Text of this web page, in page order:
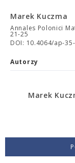
Marek Kuczma
Annales Polonici
21-25
DOI: 10.4064/ap-
Autorzy
Marek